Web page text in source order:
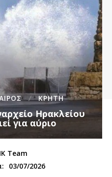
ΚΡΗΤΗ
Ηρακλείου
για αύριο
Team
03/07/2026